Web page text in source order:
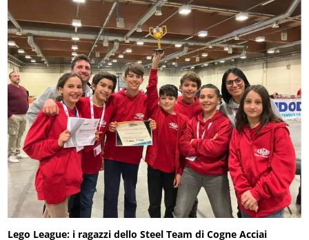
Lego League: i ragazzi dello Steel Team di Cogne Acciai